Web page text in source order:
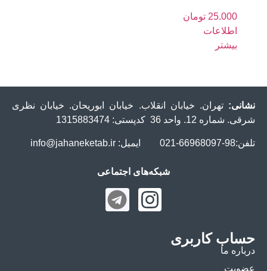
25.000 تومان
اطلاعات
بیشتر
نشانی: تهران. خیابان انقلاب. خیابان ابوریحان. خیابان نظری
شرقی. شماره 12. واحد 36 کدپستی: 1315883474
تلفن:98-66968097-021 ایمیل: info@jahaneketab.ir
شبکه‌های اجتماعی
حساب کاربری
درباره ما
عضویت